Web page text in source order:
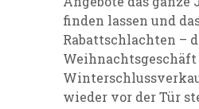
finden lassen und
Rabattschlachten –
Weihnachtsgeschäft
wieder vor der Tür